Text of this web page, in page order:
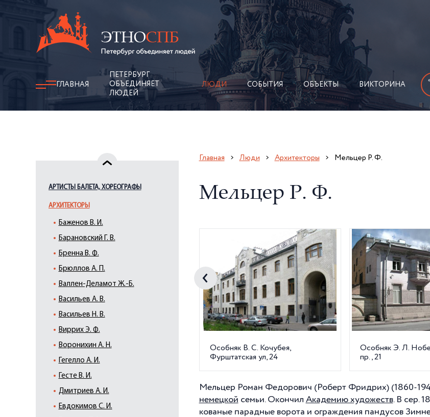
ГЛАВНАЯ
ПЕТЕРБУРГ
ОБЪЕДИНЯЕТ
ЛЮДЕЙ
ЛЮДИ СОБЫТИЯ ОБЪЕКТЫ ВИКТОРИНА
АРТИСТЫ БАЛЕТА, ХОРЕОГРАФЫ
АРХИТЕКТОРЫ
Баженов В. И.
Барановский Г. В.
Бренна В. Ф.
Брюллов А. П.
Валлен-Деламот Ж.-Б.
Васильев А. В.
Васильев Н. В.
Виррих Э. Ф.
Воронихин А. Н.
Гегелло А. И.
Гесте В. И.
Дмитриев А. И.
Евдокимов С. И.
Главная Люди Архитекторы Мельцер Р. Ф.
Мельцер Р. Ф.
Особняк В. С. Кочубея,
Фурштатская ул, 24
Особняк Э. Л.
пр., 21
Мельцер Роман Федорович (Роберт Фридрих) (1860-
немецкой семьи. Окончил Академию художеств. В сер.
кованые парадные ворота и ограждения пандусов